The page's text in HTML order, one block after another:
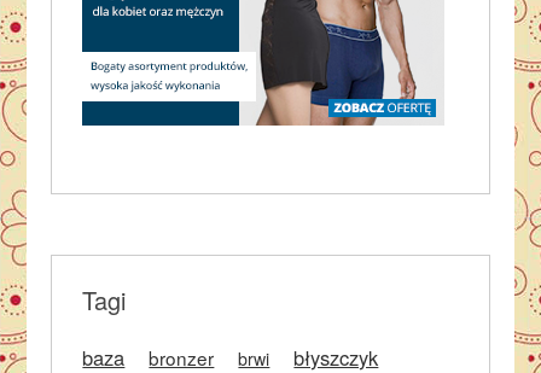
Tagi
baza bronzer brwi błyszczyk